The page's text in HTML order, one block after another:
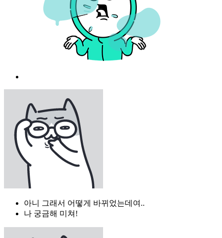
아니 그래서 어떻게 바뀌었는데여..
나 궁금해 미쳐!